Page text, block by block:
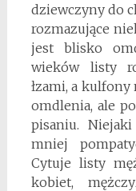
dziewczyny do
rozmazujące
jest blisko
wieków listy
łzami, a kulfony
omdlenia, ale
pisaniu.
mniej
Cytuje listy
kobiet,